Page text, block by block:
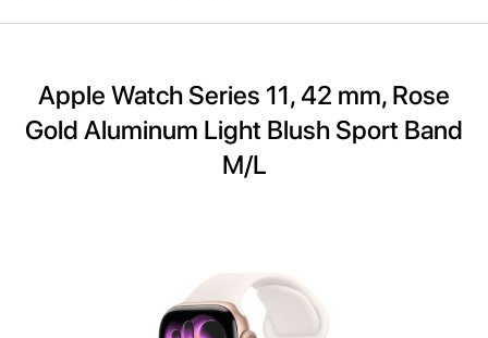
Apple Watch Series 11, 42 mm, Rose
Gold Aluminum Light Blush Sport Band
M/L